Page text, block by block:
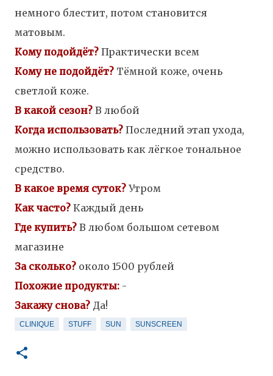
немного блестит, потом становится
матовым.
Кому подойдёт? Практически всем
Кому не подойдёт? Тёмной коже, очень
светлой коже.
В какой сезон? В любой
Когда использовать? Последний этап ухода,
можно использовать как лёгкое тональное
средство.
В какое время суток? Утром
Как часто? Каждый день
Где купить? В любом большом сетевом
магазине
За сколько? около 1500 рублей
Похожие продукты: -
Закажу снова? Да!
CLINIQUE STUFF SUN SUNSCREEN